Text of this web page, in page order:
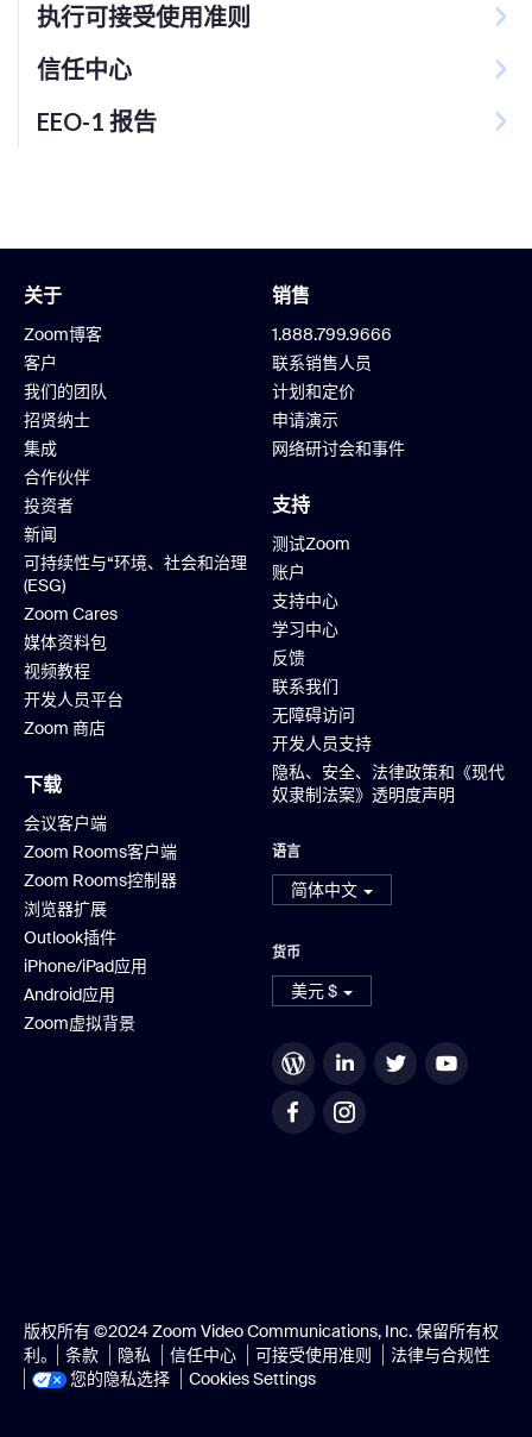
执行可接受使用准则
信任中心
EEO-1 报告
关于
Zoom博客
客户
我们的团队
招贤纳士
集成
合作伙伴
投资者
新闻
可持续性与“环境、社会和治理
(ESG)
Zoom Cares
媒体资料包
视频教程
开发人员平台
Zoom 商店
下载
会议客户端
Zoom Rooms客户端
Zoom Rooms控制器
浏览器扩展
Outlook插件
iPhone/iPad应用
Android应用
Zoom虚拟背景
销售
1.888.799.9666
联系销售人员
计划和定价
申请演示
网络研讨会和事件
支持
测试Zoom
账户
支持中心
学习中心
反馈
联系我们
无障碍访问
开发人员支持
隐私、安全、法律政策和《现代
奴隶制法案》透明度声明
语言
简体中文
货币
美元 $
版权所有 ©2024 Zoom Video Communications, Inc. 保留所有权
利。
条款 隐私 信任中心 可接受使用准则
法律与合规性
您的隐私选择
Cookies Settings